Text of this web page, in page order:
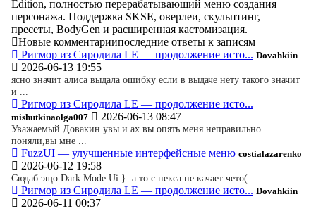
Edition, полностью перерабатывающий меню создания
персонажа. Поддержка SKSE, оверлеи, скульптинг,
пресеты, BodyGen и расширенная кастомизация.
Новые комментариипоследние ответы к записям
Ригмор из Сиродила LE — продолжение исто... Dovahkiin
2026-06-13 19:55
ясно значит алиса выдала ошибку если в выдаче нету такого значит
и ...
Ригмор из Сиродила LE — продолжение исто...
mishutkinaolga007 2026-06-13 08:47
Уважаемый Довакин увы и ах вы опять меня неправильно
поняли,вы мне ...
FuzzUI — улучшенные интерфейсные меню costialazarenko
2026-06-12 19:58
Сюдаб эщо Dark Mode Ui }. а то с некса не качает чето(
Ригмор из Сиродила LE — продолжение исто... Dovahkiin
2026-06-11 00:37